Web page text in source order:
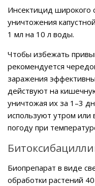
Инсектицид широкого
уничтожения
1 мл на 10 л воды.
Чтобы избежать
рекомендуется
заражения
действуют на
уничтожая их за 1–3
используют утром или
погоду при
Биопрепарат в виде
обработки растений